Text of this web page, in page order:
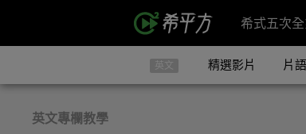
希式五次全
英文 精選影片 片
英文專欄教學